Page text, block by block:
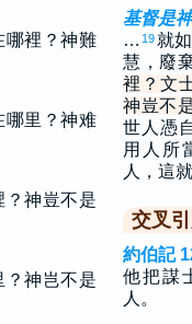
哪裡？神難
哪里？神难
？神豈不是
？神岂不是
基督是
… 19 就
慧，廢
裡？文
神豈不
世人憑
用人所
人，這
交叉
約伯記
他把謀
人。